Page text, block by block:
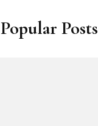
Popular Posts